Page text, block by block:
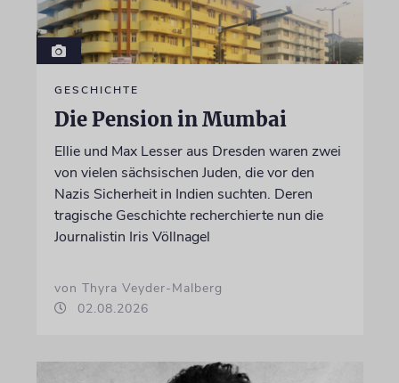
GESCHICHTE
Die Pension in Mumbai
Ellie und Max Lesser aus Dresden waren zwei
von vielen sächsischen Juden, die vor den
Nazis Sicherheit in Indien suchten. Deren
tragische Geschichte recherchierte nun die
Journalistin Iris Völlnagel
von Thyra Veyder-Malberg
02.08.2026